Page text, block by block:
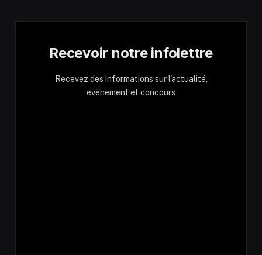
Recevoir notre infolettre
Recevez des informations sur l'actualité,
événement et concours